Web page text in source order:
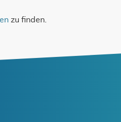
zu finden.